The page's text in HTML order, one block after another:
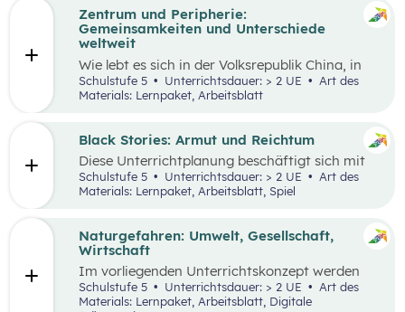
Zentrum und Peripherie:
Gemeinsamkeiten und Unterschiede
weltweit
Wie lebt es sich in der Volksrepublik China, in
Grönland oder in den österreichischen Alpen?
Welche Gemeinsamkeiten und Unterschiede
gibt es? Menschen weltweit haben die gleichen
Wünsche. Sie arbeiten in der Regel, sind an
gleichzeitig mobil sein. Wie diese
Lebensbereiche konkret ausgestaltet sind und
welche Anforderungen sich ergeben, hängt
Schulstufe 5 Unterrichtsdauer: > 2 UE
Materials: Lernpaket, Arbeitsblatt
Black Stories: Armut und Reichtum
Diese Unterrichtplanung beschäftigt sich mit
dem umfassenden Themenbereich Armut.
Methodisch stehen dieBlack Stories
Geschichten, die sich mit unterschiedlichen
beschäftigen – im Zentrum, wobei der Fokus
auf Armut und damit verbundenen
Auswirkungen liegt.
Schulstufe 5 Unterrichtsdauer: > 2 UE
Materials: Lernpaket, Arbeitsblatt, Spiel
Naturgefahren: Umwelt, Gesellschaft,
Wirtschaft
Im vorliegenden Unterrichtskonzept werden
natürliche Prozesse und ihre Auswirkungen auf
die Umwelt, Gesellschaft und Wirtschaft
Schulstufe 5 Unterrichtsdauer: > 2 UE
Art des
Materials: Lernpaket, Arbeitsblatt, Digitale